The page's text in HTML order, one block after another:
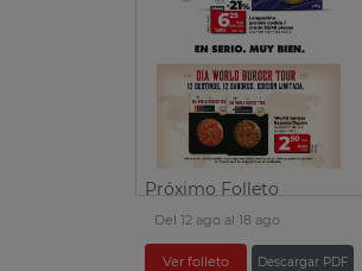
Próximo Folleto
Del 12 ago al 18 ago
Ver folleto Descargar PDF